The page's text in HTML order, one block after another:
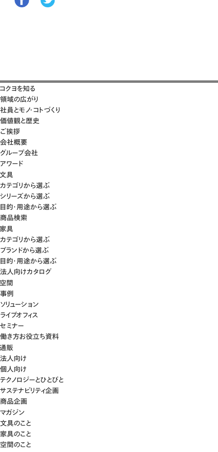
コクヨを知る
領域の広がり
社員とモノ・コトづくり
価値観と歴史
ご挨拶
会社概要
グループ会社
アワード
文具
カテゴリから選ぶ
シリーズから選ぶ
目的・用途から選ぶ
商品検索
家具
カテゴリから選ぶ
ブランドから選ぶ
目的・用途から選ぶ
法人向けカタログ
空間
事例
ソリューション
ライブオフィス
セミナー
働き方お役立ち資料
通販
法人向け
個人向け
テクノロジーとひとびと
サステナビリティ企画
商品企画
マガジン
文具のこと
家具のこと
空間のこと